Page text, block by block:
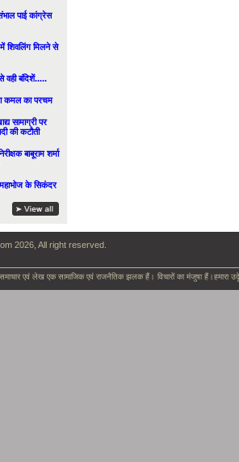
पाई कांग्रेस
शिवलिंग मिलने से
वही बंदिशें.....
कमल का परचम
सामाग्री पर
की कटौती
बाबूराम शर्मा
के सिकंदर
2026, All right reserved.
एवं लेख एक सामाजिक एवं राजनैतिक झलक हैं। विचारों का मंजुषा हैं।हमारा